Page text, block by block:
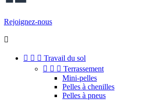
Rejoignez-nous

   Travail du sol
   Terrassement
Mini-pelles
Pelles à chenilles
Pelles à pneus